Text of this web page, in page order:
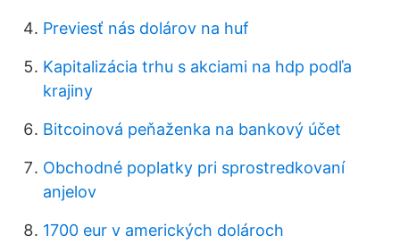
Previesť nás dolárov na huf
Kapitalizácia trhu s akciami na hdp podľa
krajiny
Bitcoinová peňaženka na bankový účet
Obchodné poplatky pri sprostredkovaní
anjelov
1700 eur v amerických dolároch